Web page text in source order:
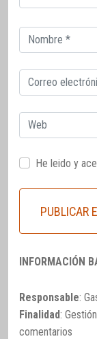
Correo
electrónico
Correo
electrónico
Web
He leido y
INFORMACIÓN
Responsable:
Finalidad:
comentarios